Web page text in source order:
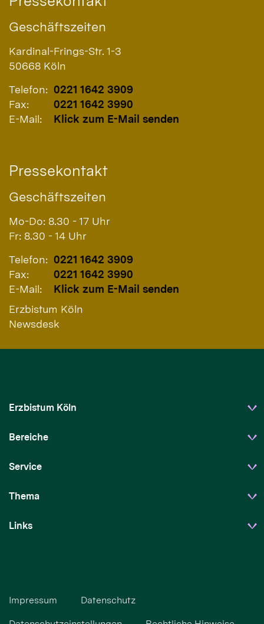
Geschäftszeiten
Kardinal-Frings-Str. 1-3
50668 Köln
Telefon: 0221 1642 3909
Fax:
0221 1642 3990
E-Mail:
Klick zum E-Mail senden
Pressekontakt
Geschäftszeiten
Mo-Do: 8.30 - 17 Uhr
Fr: 8.30 - 14 Uhr
Telefon: 0221 1642 3909
Fax:
0221 1642 3990
E-Mail:
Klick zum E-Mail senden
Erzbistum Köln
Newsdesk
Erzbistum Köln
Bereiche
Service
Thema
Links
Impressum Datenschutz